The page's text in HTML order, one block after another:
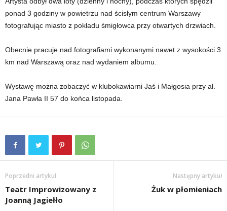
ponad 3 godziny w powietrzu nad ścisłym centrum Warszawy
fotografując miasto z pokładu śmigłowca przy otwartych drzwiach.
Obecnie pracuje nad fotografiami wykonanymi nawet z wysokości 3
km nad Warszawą oraz nad wydaniem albumu.
Wystawę można zobaczyć w klubokawiarni Jaś i Małgosia przy al.
Jana Pawła II 57 do końca listopada.
Poprzedni artykuł
Teatr Improwizowany z
Joanną Jagiełło
Następny artykuł
Żuk w płomieniach